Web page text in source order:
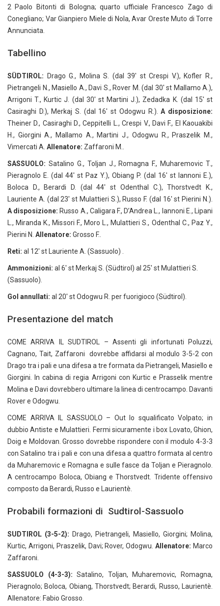
2 Paolo Bitonti di Bologna; quarto ufficiale Francesco Zago di
Conegliano; Var Gianpiero Miele di Nola, Avar Oreste Muto di Torre
Annunciata.
Tabellino
SÜDTIROL: Drago G., Molina S. (dal 39′ st Crespi V.), Kofler R.,
Pietrangeli N., Masiello A., Davi S., Rover M. (dal 30′ st Mallamo A.),
Arrigoni T., Kurtic J. (dal 30′ st Martini J.), Zedadka K. (dal 15′ st
Casiraghi D.), Merkaj S. (dal 16′ st Odogwu R.).A disposizione:
Theiner D., Casiraghi D., Ceppitelli L., Crespi V., Davi F., El Kaouakibi
H., Giorgini A., Mallamo A., Martini J., Odogwu R., Praszelik M.,
Vimercati A. Allenatore: Zaffaroni M..
SASSUOLO: Satalino G., Toljan J., Romagna F., Muharemovic T.,
Pieragnolo E. (dal 44′ st Paz Y.), Obiang P. (dal 16′ st Iannoni E.),
Boloca D., Berardi D. (dal 44′ st Odenthal C.), Thorstvedt K.,
Lauriente A. (dal 23′ st Mulattieri S.), Russo F. (dal 16′ st Pierini N.).
A disposizione: Russo A., Caligara F., D’Andrea L., Iannoni E., Lipani
L., Miranda K., Missori F., Moro L., Mulattieri S., Odenthal C., Paz Y.,
Pierini N. Allenatore: Grosso F..
Reti: al 12′ st Lauriente A. (Sassuolo) .
Ammonizioni: al 6′ st Merkaj S. (Südtirol) al 25′ st Mulattieri S.
(Sassuolo).
Gol annullati: al 20′ st Odogwu R. per fuorigioco (Südtirol).
Presentazione del match
COME ARRIVA IL SUDTIROL – Assenti gli infortunati Poluzzi,
Cagnano, Tait, Zaffaroni dovrebbe affidarsi al modulo 3-5-2 con
Drago tra i pali e una difesa a tre formata da Pietrangeli, Masiello e
Giorgini. In cabina di regia Arrigoni con Kurtic e Prasselik mentre
Molina e Davi dovrebbero ultimare la linea di centrocampo. Davanti
Rover e Odogwu.
COME ARRIVA IL SASSUOLO – Out lo squalificato Volpato; in
dubbio Antiste e Mulattieri. Fermi sicuramente i box Lovato, Ghion,
Doig e Moldovan. Grosso dovrebbe rispondere con il modulo 4-3-3
con Satalino tra i pali e con una difesa a quattro formata al centro
da Muharemovic e Romagna e sulle fasce da Toljan e Pieragnolo.
A centrocampo Boloca, Obiang e Thorstvedt. Tridente offensivo
composto da Berardi, Russo e Laurientè.
Probabili formazioni di Sudtirol-Sassuolo
SUDTIROL (3-5-2): Drago, Pietrangeli, Masiello, Giorgini; Molina,
Kurtic, Arrigoni, Praszelik, Davi; Rover, Odogwu.Allenatore: Marco
Zaffaroni.
SASSUOLO (4-3-3): Satalino, Toljan, Muharemovic, Romagna,
Pieragnolo; Boloca, Obiang, Thorstvedt; Berardi, Russo, Laurientè.
Allenatore: Fabio Grosso.